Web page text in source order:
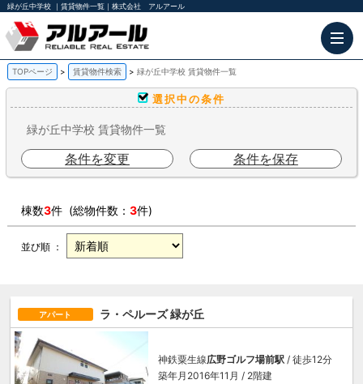
緑が丘中学校 ｜賃貸物件一覧｜株式会社 アルアール
TOPページ 賃貸物件検索 緑が丘中学校 賃貸物件一覧
選択中の条件
緑が丘中学校 賃貸物件一覧
条件を変更 条件を保存
棟数3件 (総物件数：3件)
並び順 ：
アパート ラ・ペルーズ 緑が丘
神鉄粟生線広野ゴルフ場前駅 / 徒歩12分
築年月2016年11月 / 2階建